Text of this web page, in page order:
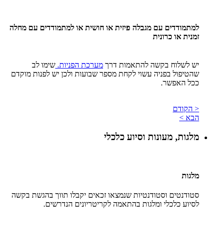
למתמודדים עם מגבלה פיזית או חושית או למתמודדים עם מחלה
זמנית או כרונית
יש לשלוח בקשה להתאמות דרך מערכת הפניות. שימו לב
שהטיפול בפניה עשוי לקחת מספר שבועות ולכן יש לפנות מוקדם
ככל האפשר.
< הקודם
הבא >
מלגות, מעונות וסיוע כלכלי
מלגות
סטודנטים וסטודנטיות שנמצאו זכאים יקבלו תווך בהגשת בקשה
לסיוע כלכלי ומלגות בהתאמה לקריטריונים הנדרשים.